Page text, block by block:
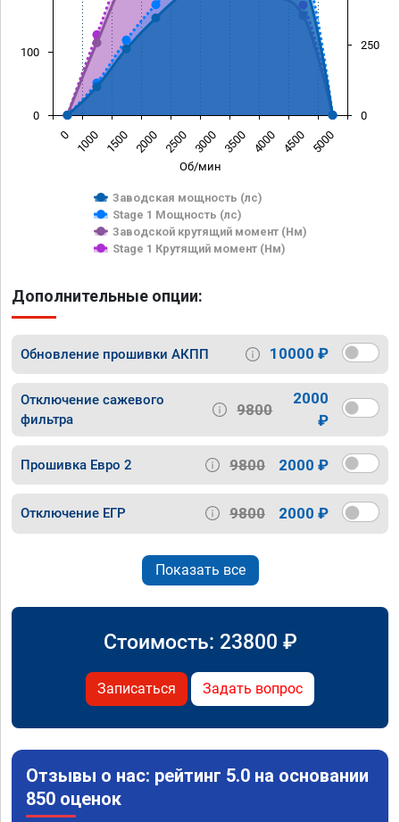
Об/мин
Заводская мощность (лс)
Stage 1 Мощность (лс)
Заводской крутящий момент (Нм)
Stage 1 Крутящий момент (Нм)
0 1000 1500 2000 2500 3000 3500 4000 4500 5000
0
100
0
250
Дополнительные опции:
Обновление прошивки АКПП 10000 ₽
Отключение сажевого
фильтра
9800
2000
₽
Прошивка Евро 2 9800 2000 ₽
Отключение ЕГР 9800 2000 ₽
Показать все
Стоимость: 23800 ₽
Записаться Задать вопрос
Отзывы о нас: рейтинг 5.0 на основании
850 оценок